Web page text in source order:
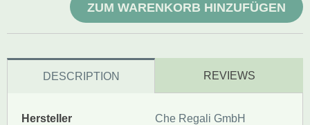
ZUM WARENKORB HINZUFÜGEN
DESCRIPTION REVIEWS
Hersteller
Che Regali GmbH